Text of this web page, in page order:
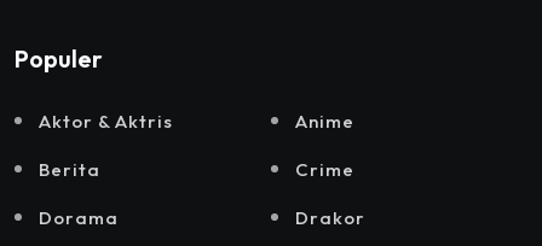
Populer
Aktor & Aktris Anime
Berita Crime
Dorama Drakor